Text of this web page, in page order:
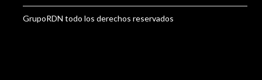
GrupoRDN todo los derechos reservados